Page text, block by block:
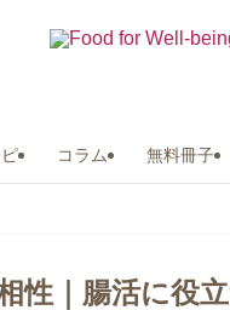
コラム 無料冊子
性｜腸活に役